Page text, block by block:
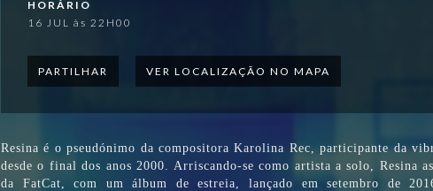
HORÁRIO
16 JUL às 22H00
PARTILHAR VER LOCALIZAÇÃO NO MAPA
Resina é o pseudónimo da compositora Karolina Rec, participante da
desde o final dos anos 2000. Arriscando-se como artista a solo, Resina
da FatCat, com um álbum de estreia, lançado em setembro de